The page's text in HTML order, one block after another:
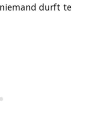
durft te